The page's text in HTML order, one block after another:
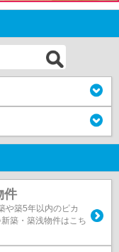
件
や築5年以内のピカ
築・築浅物件はこち